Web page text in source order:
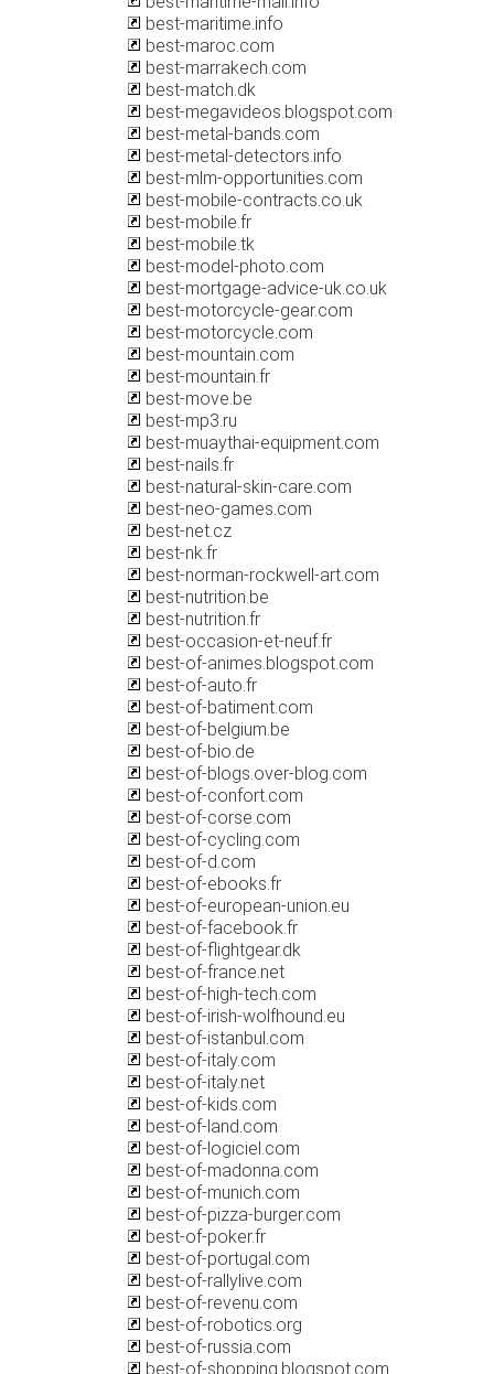
best-maritime.info
best-maroc.com
best-marrakech.com
best-match.dk
best-megavideos.blogspot.com
best-metal-bands.com
best-metal-detectors.info
best-mlm-opportunities.com
best-mobile-contracts.co.uk
best-mobile.fr
best-mobile.tk
best-model-photo.com
best-mortgage-advice-uk.co.uk
best-motorcycle-gear.com
best-motorcycle.com
best-mountain.com
best-mountain.fr
best-move.be
best-mp3.ru
best-muaythai-equipment.com
best-nails.fr
best-natural-skin-care.com
best-neo-games.com
best-net.cz
best-nk.fr
best-norman-rockwell-art.com
best-nutrition.be
best-nutrition.fr
best-occasion-et-neuf.fr
best-of-animes.blogspot.com
best-of-auto.fr
best-of-batiment.com
best-of-belgium.be
best-of-bio.de
best-of-blogs.over-blog.com
best-of-confort.com
best-of-corse.com
best-of-cycling.com
best-of-d.com
best-of-ebooks.fr
best-of-european-union.eu
best-of-facebook.fr
best-of-flightgear.dk
best-of-france.net
best-of-high-tech.com
best-of-irish-wolfhound.eu
best-of-istanbul.com
best-of-italy.com
best-of-italy.net
best-of-kids.com
best-of-land.com
best-of-logiciel.com
best-of-madonna.com
best-of-munich.com
best-of-pizza-burger.com
best-of-poker.fr
best-of-portugal.com
best-of-rallylive.com
best-of-revenu.com
best-of-robotics.org
best-of-russia.com
best-of-shopping.blogspot.com